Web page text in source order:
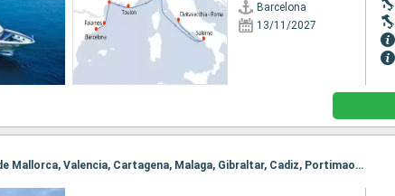
Barcelona
13/11/2027
Itinerario : Barcelona, Palma de Mallorca, Valencia, Cartagena, Malaga, Gibraltar, Cadiz, Portimao, Lisboa